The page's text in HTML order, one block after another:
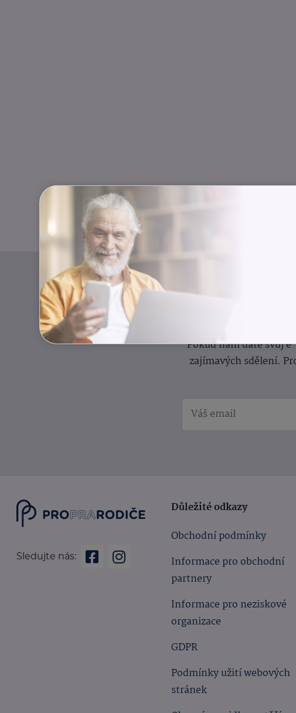
Přihlaste se k odběru
Pokud nám dáte svůj
zajímavých sdělení.
Sledujte nás:
Důležité odkazy
Obchodní podmínky
Informace pro obchodní
partnery
Informace pro neziskové
organizace
GDPR
Podmínky užití webových
stránek